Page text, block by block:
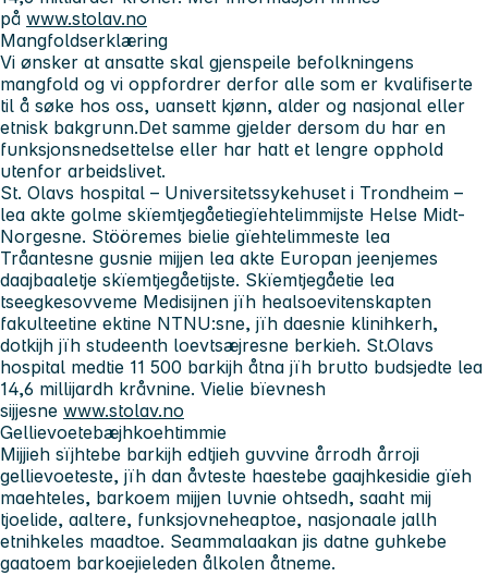
på www.stolav.no
Mangfoldserklæring
Vi ønsker at ansatte skal gjenspeile befolkningens
mangfold og vi oppfordrer derfor alle som er kvalifiserte
til å søke hos oss, uansett kjønn, alder og nasjonal eller
etnisk bakgrunn.Det samme gjelder dersom du har en
funksjonsnedsettelse eller har hatt et lengre opphold
utenfor arbeidslivet.
St. Olavs hospital – Universitetssykehuset i Trondheim –
lea akte golme skïemtjegåetiegïehtelimmijste Helse Midt-
Norgesne. Stööremes bielie gïehtelimmeste lea
Tråantesne gusnie mijjen lea akte Europan jeenjemes
daajbaaletje skïemtjegåetijste. Skïemtjegåetie lea
tseegkesovveme Medisijnen jïh healsoevitenskapten
fakulteetine ektine NTNU:sne, jïh daesnie klinihkerh,
dotkijh jïh studeenth loevtsæjresne berkieh. St.Olavs
hospital medtie 11 500 barkijh åtna jïh brutto budsjedte lea
14,6 millijardh kråvnine. Vielie bïevnesh
sijjesne www.stolav.no
Gellievoetebæjhkoehtimmie
Mijjieh sïjhtebe barkijh edtjieh guvvine årrodh årroji
gellievoeteste, jïh dan åvteste haestebe gaajhkesidie gïeh
maehteles, barkoem mijjen luvnie ohtsedh, saaht mij
tjoelide, aaltere, funksjovneheaptoe, nasjonaale jallh
etnihkeles maadtoe. Seammalaakan jis datne guhkebe
gaatoem barkoejieleden ålkolen åtneme.